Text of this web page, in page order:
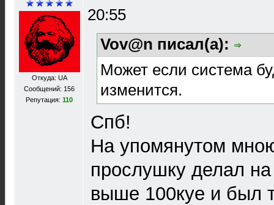
Откуда: UA
Сообщений: 156
Репутация: 110
20:55
Vov@n писал(а):
Может если система
изменится.
Спб!
На упомянутом
прослушку делал
выше 100куе и был